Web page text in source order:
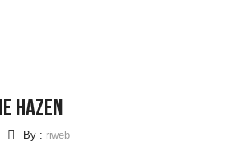
Hazen
By : riweb